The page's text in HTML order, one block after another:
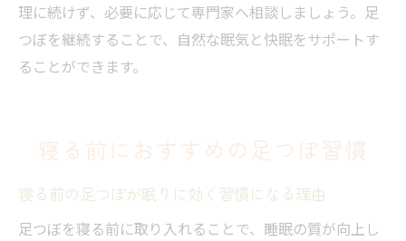
理に続けず、必要に応じて専門家へ相談しましょう。足
つぼを継続することで、自然な眠気と快眠をサポートす
ることができます。
寝る前におすすめの足つぼ習慣
寝る前の足つぼが眠りに効く習慣になる理由
足つぼを寝る前に取り入れることで、睡眠の質が向上し